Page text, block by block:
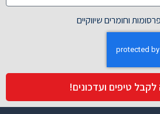
וחומרים שיווקיים
לקבל טיפים ועדכונים!